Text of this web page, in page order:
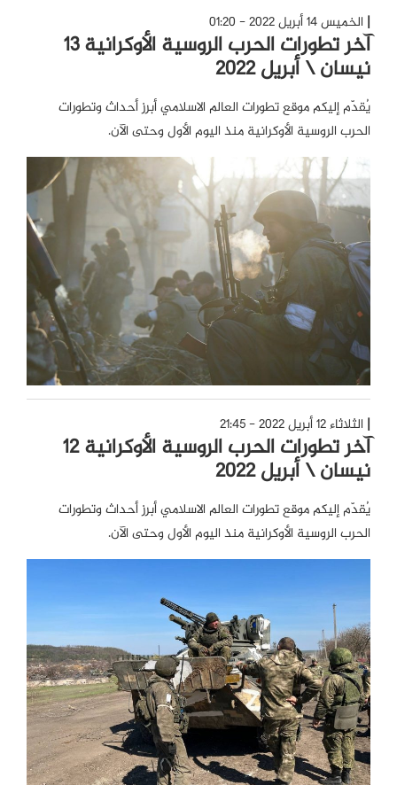
الخميس 14 أبريل 2022 - 01:20
آخر تطورات الحرب الروسية الأوكرانية 13
نيسان \ أبريل 2022
يُقدّم إليكم موقع تطورات العالم الاسلامي أبرز أحداث وتطورات
الحرب الروسية الأوكرانية منذ اليوم الأول وحتى الآن.
الثلاثاء 12 أبريل 2022 - 21:45
آخر تطورات الحرب الروسية الأوكرانية 12
نيسان \ أبريل 2022
يُقدّم إليكم موقع تطورات العالم الاسلامي أبرز أحداث وتطورات
الحرب الروسية الأوكرانية منذ اليوم الأول وحتى الآن.